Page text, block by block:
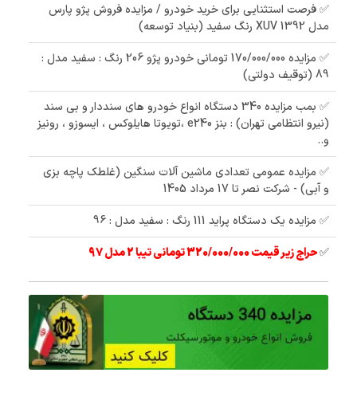
✅ فرصت استثنایی برای خرید خودرو / مزایده فروش پژو پارس
مدل 1392 XUV رنگ سفید (بنیاد توسعه)
✅ مزایده 170/000/000 تومانی خودرو پژو 206 رنگ : سفید مدل :
89 (توقیف دولتی)
✅ بمب مزایده 340 دستگاه انواع خودرو های سنددار و بی سند
(نیرو انتظامی تهران) : بنز e240 ،تویوتا هایلوکس ، ایسوزو ، رونیز
و..
✅ مزایده عمومی تعدادی ماشین آلات سنگین (غلطک پاچه بزی
و آبی) - شرکت نصر تا 17 مرداد 1405
✅ مزایده یک دستگاه پراید 111 رنگ : سفید مدل : 96
✅حراج زیر قیمت 320/000/000 تومانی تیبا 2 مدل 97